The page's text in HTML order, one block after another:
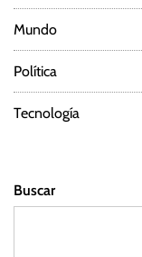
Mundo
Política
Tecnología
Buscar